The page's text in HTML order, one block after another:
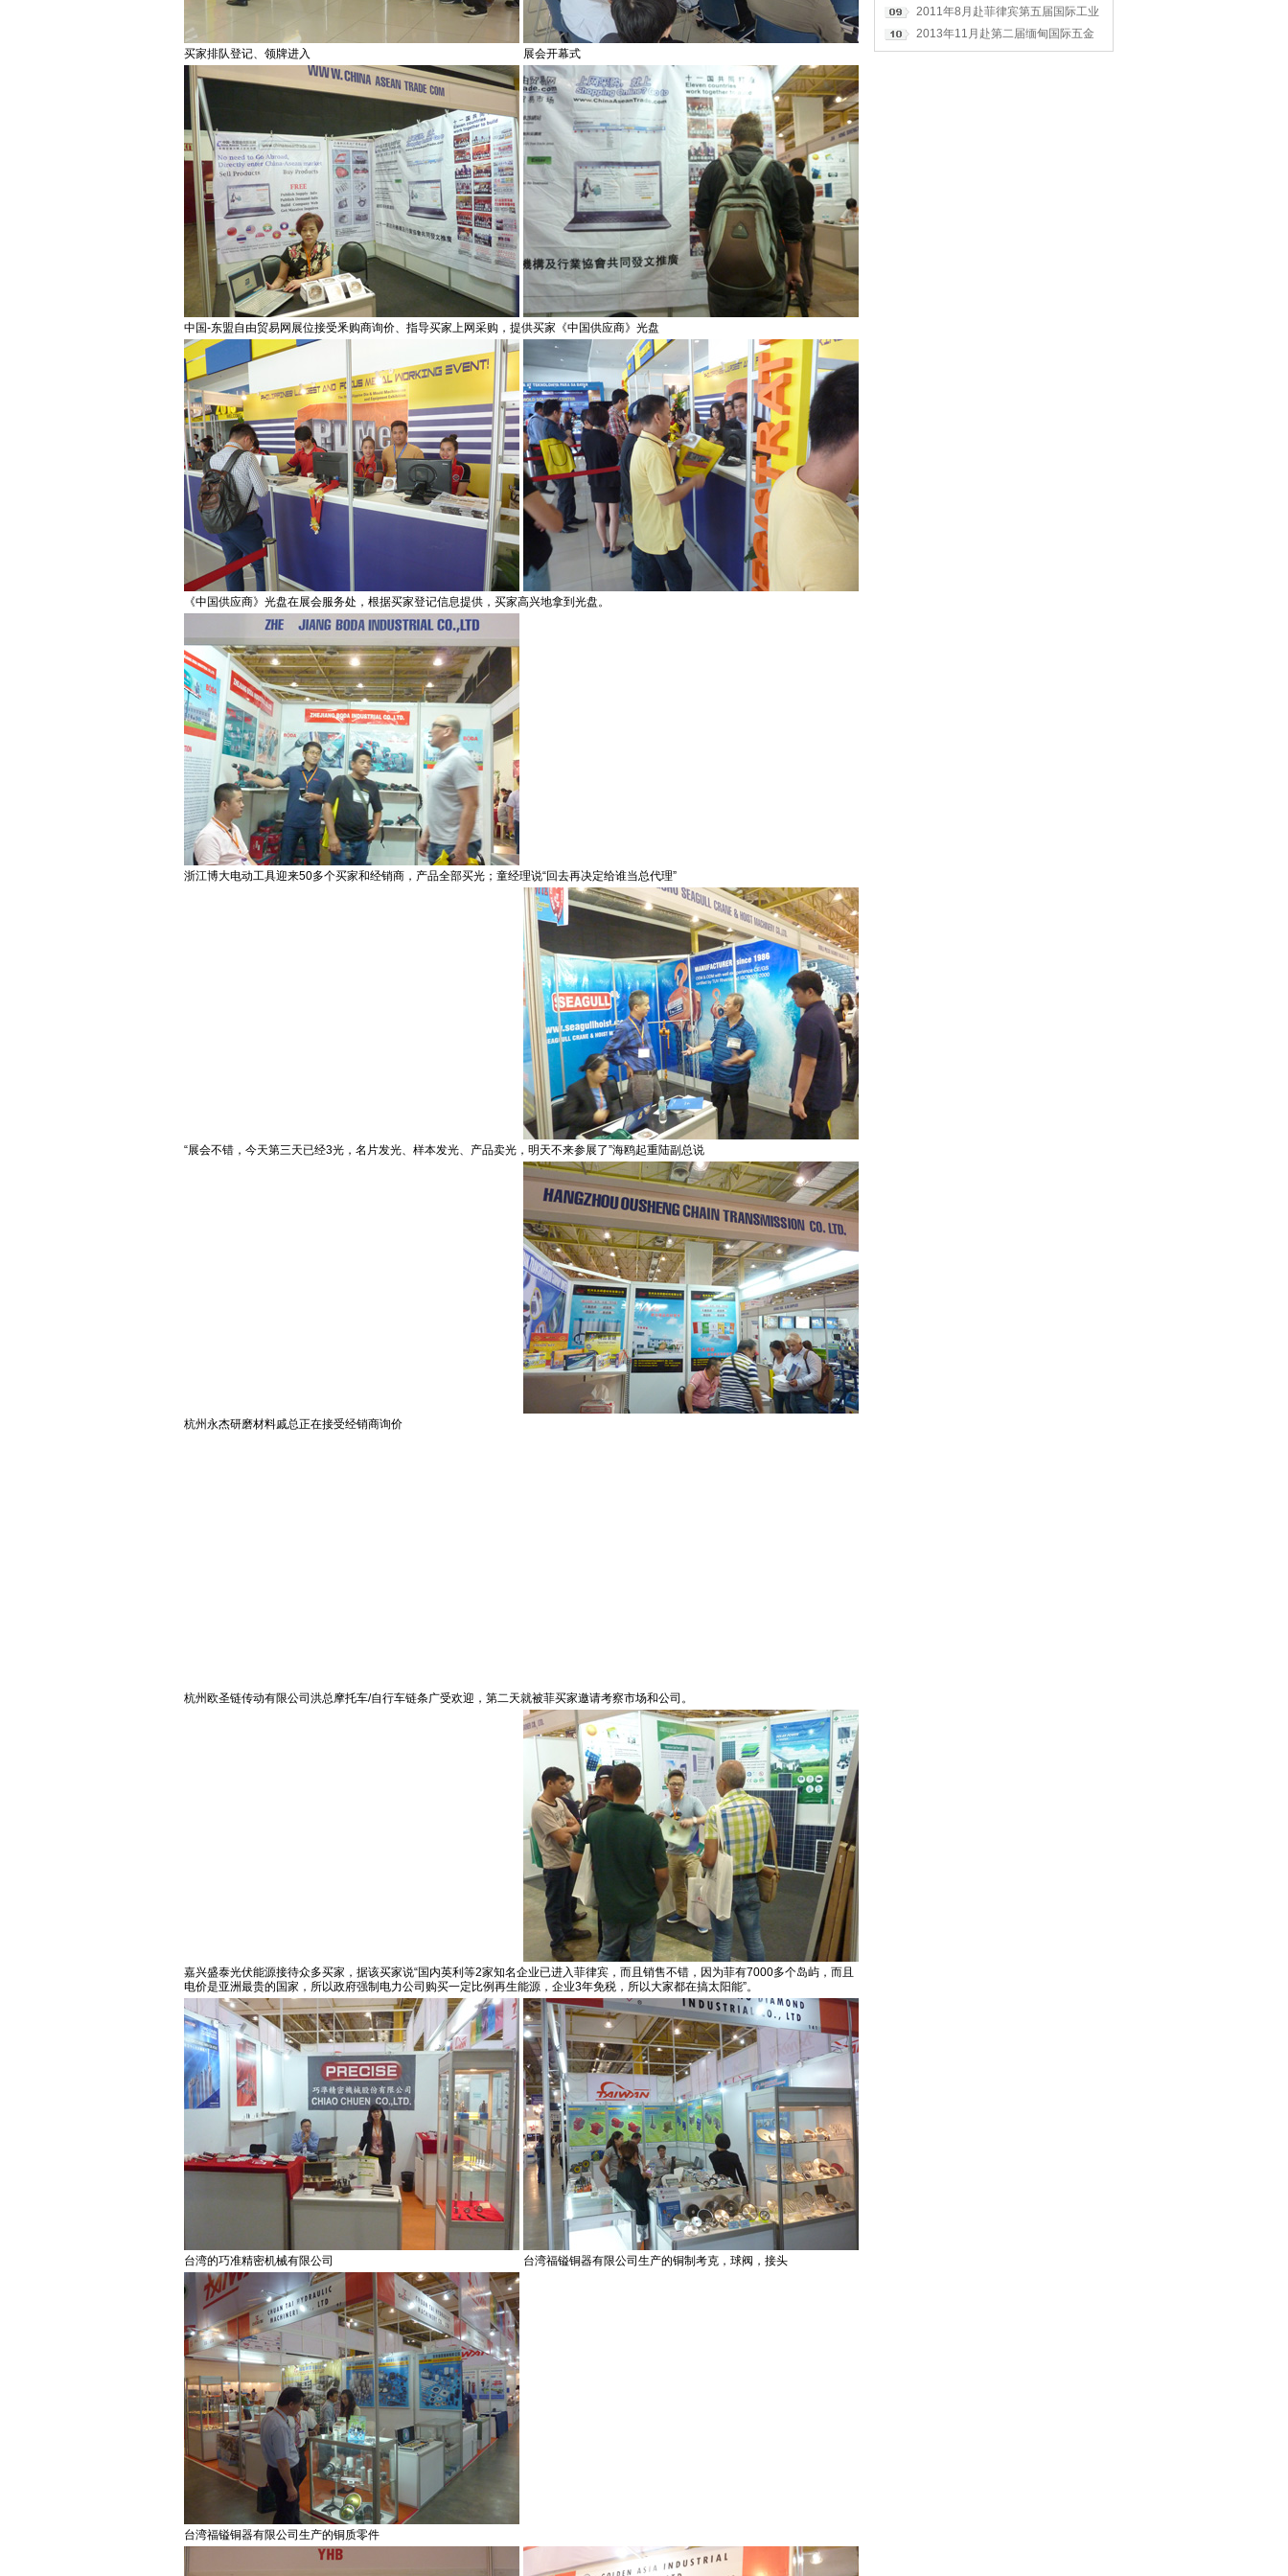
买家排队登记、领牌进入 展会开幕式
中国-东盟自由贸易网展位接受釆购商询价、指导买家上网采购，提供买家《中国供应商》光盘
《中国供应商》光盘在展会服务处，根据买家登记信息提供，买家高兴地拿到光盘。
浙江博大电动工具迎来50多个买家和经销商，产品全部买光；童经理说“回去再决定给谁当总代理”
“展会不错，今天第三天已经3光，名片发光、样本发光、产品卖光，明天不来参展了”海鸥起重陆副总说
杭州永杰研磨材料戚总正在接受经销商询价
杭州欧圣链传动有限公司洪总摩托车/自行车链条广受欢迎，第二天就被菲买家邀请考察市场和公司。
嘉兴盛泰光伏能源接待众多买家，据该买家说“国内英利等2家知名企业已进入菲律宾，而且销售不错，因为菲有7000多个岛屿，而且
电价是亚洲最贵的国家，所以政府强制电力公司购买一定比例再生能源，企业3年免税，所以大家都在搞太阳能”。
台湾的巧准精密机械有限公司 台湾福镒铜器有限公司生产的铜制考克，球阀，接头
台湾福镒铜器有限公司生产的铜质零件
机、橡塑机械、食品包装、印刷标签
四大展全纪录
2011年8月赴菲律宾第五届国际工业
展
2013年11月赴第二届缅甸国际五金
工具与建材展